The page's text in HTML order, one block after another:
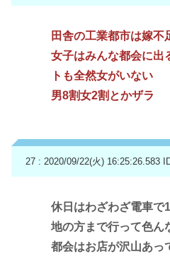
田舎の工業都市は嫁不
女子はみんな都会に出
トも全然女がいない
男8割女2割とかザラ
27 : 2020/09/22(火) 16:25:26.583
休日はわざわざ電車で
地の方まで行って色ん
都会はお店が沢山あ